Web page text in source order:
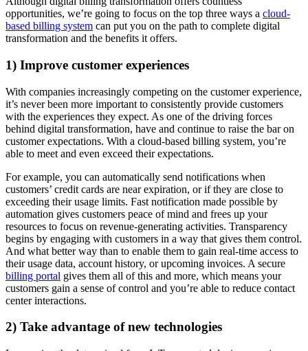
opportunities, we’re going to focus on the top three ways a cloud-
based billing system can put you on the path to complete digital
transformation and the benefits it offers.
1) Improve customer experiences
With companies increasingly competing on the customer experience,
it’s never been more important to consistently provide customers
with the experiences they expect. As one of the driving forces
behind digital transformation, have and continue to raise the bar on
customer expectations. With a cloud-based billing system, you’re
able to meet and even exceed their expectations.
For example, you can automatically send notifications when
customers’ credit cards are near expiration, or if they are close to
exceeding their usage limits. Fast notification made possible by
automation gives customers peace of mind and frees up your
resources to focus on revenue-generating activities. Transparency
begins by engaging with customers in a way that gives them control.
And what better way than to enable them to gain real-time access to
their usage data, account history, or upcoming invoices. A secure
billing portal gives them all of this and more, which means your
customers gain a sense of control and you’re able to reduce contact
center interactions.
2) Take advantage of new technologies